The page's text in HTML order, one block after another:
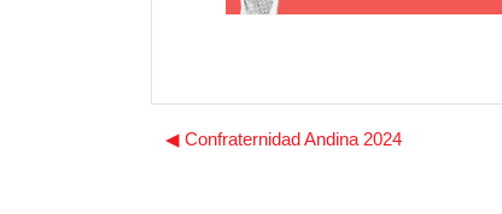
◀︎ Confraternidad Andina 2024